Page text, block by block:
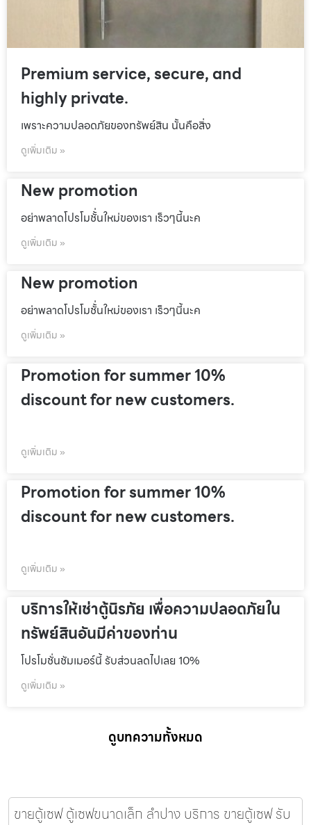
Premium service, secure, and
highly private.
เพราะความปลอดภัยของทรัพย์สิน นั้นคือสิ่ง
ดูเพิ่มเติม »
New promotion
อย่าพลาดโปรโมชั้่นใหม่ของเรา เร็วๆนี้นะค
ดูเพิ่มเติม »
New promotion
อย่าพลาดโปรโมชั้่นใหม่ของเรา เร็วๆนี้นะค
ดูเพิ่มเติม »
Promotion for summer 10%
discount for new customers.
ดูเพิ่มเติม »
Promotion for summer 10%
discount for new customers.
ดูเพิ่มเติม »
บริการให้เช่าตู้นิรภัย เพื่อความปลอดภัยใน
ทรัพย์สินอันมีค่าของท่าน
โปรโมชั่นชัมเมอร์นี้ รับส่วนลดไปเลย 10%
ดูเพิ่มเติม »
ดูบทความทั้งหมด
ขายตู้เซฟ ตู้เซฟขนาดเล็ก ลำปาง บริการ ขายตู้เซฟ รับ